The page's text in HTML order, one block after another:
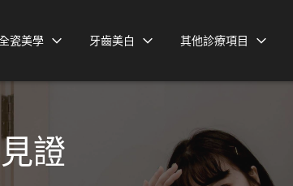
瓷美學 牙齒美白 其他診療項目
證